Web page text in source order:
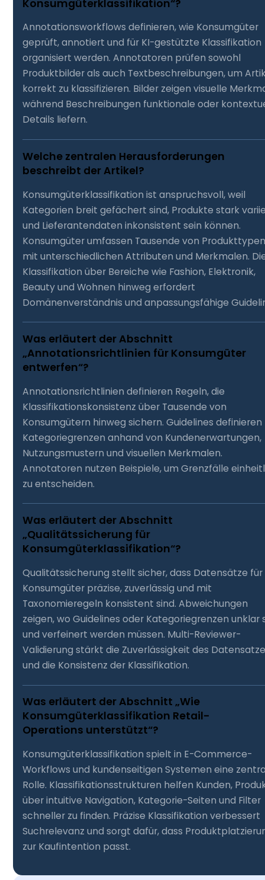
Konsumgüterklassifikation“?
Annotationsworkflows definieren, wie Konsumgüter
geprüft, annotiert und für KI-gestützte Klassifikation
organisiert werden. Annotatoren prüfen sowohl
Produktbilder als auch Textbeschreibungen, um
korrekt zu klassifizieren. Bilder zeigen visuelle
während Beschreibungen funktionale oder
Details liefern.
Welche zentralen Herausforderungen
beschreibt der Artikel?
Konsumgüterklassifikation ist anspruchsvoll, weil
Kategorien breit gefächert sind, Produkte stark
und Lieferantendaten inkonsistent sein können.
Konsumgüter umfassen Tausende von
mit unterschiedlichen Attributen und Merkmalen.
Klassifikation über Bereiche wie Fashion, Elektronik,
Beauty und Wohnen hinweg erfordert
Domänenverständnis und anpassungsfähige
Was erläutert der Abschnitt
„Annotationsrichtlinien für Konsumgüter
entwerfen“?
Annotationsrichtlinien definieren Regeln, die
Klassifikationskonsistenz über Tausende von
Konsumgütern hinweg sichern. Guidelines definieren
Kategoriegrenzen anhand von Kundenerwartungen,
Nutzungsmustern und visuellen Merkmalen.
Annotatoren nutzen Beispiele, um Grenzfälle
zu entscheiden.
Was erläutert der Abschnitt
„Qualitätssicherung für
Konsumgüterklassifikation“?
Qualitätssicherung stellt sicher, dass Datensätze für
Konsumgüter präzise, zuverlässig und mit
Taxonomieregeln konsistent sind. Abweichungen
zeigen, wo Guidelines oder Kategoriegrenzen unklar
und verfeinert werden müssen. Multi-Reviewer-
Validierung stärkt die Zuverlässigkeit des
und die Konsistenz der Klassifikation.
Was erläutert der Abschnitt „Wie
Konsumgüterklassifikation Retail-
Operations unterstützt“?
Konsumgüterklassifikation spielt in E-Commerce-
Workflows und kundenseitigen Systemen eine
Rolle. Klassifikationsstrukturen helfen Kunden,
über intuitive Navigation, Kategorie-Seiten und Filter
schneller zu finden. Präzise Klassifikation verbessert
Suchrelevanz und sorgt dafür, dass
zur Kaufintention passt.